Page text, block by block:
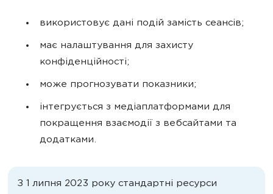
використовує дані подій замість сеансів;
має налаштування для захисту
конфіденційності;
може прогнозувати показники;
інтегрується з медіаплатформами для
покращення взаємодії з вебсайтами та
додатками.
З 1 липня 2023 року стандартні ресурси